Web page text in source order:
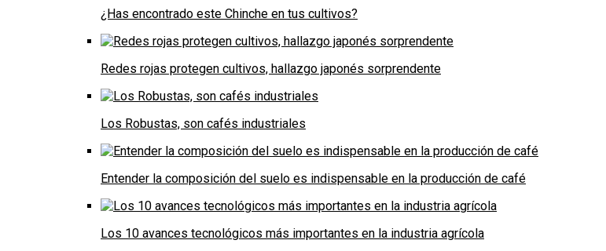
¿Has encontrado este Chinche en tus cultivos?
Redes rojas protegen cultivos, hallazgo japonés sorprendente
Los Robustas, son cafés industriales
Entender la composición del suelo es indispensable en la producción de café
Los 10 avances tecnológicos más importantes en la industria agrícola